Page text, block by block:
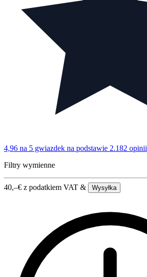
4,96 na 5 gwiazdek na podstawie 2.182 opinii
Filtry wymienne
40,–€ z podatkiem VAT & Wysyłka